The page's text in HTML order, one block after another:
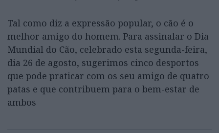
Tal como diz a expressão popular, o cão é o
melhor amigo do homem. Para assinalar o Dia
Mundial do Cão, celebrado esta segunda-feira,
dia 26 de agosto, sugerimos cinco desportos
que pode praticar com os seu amigo de quatro
patas e que contribuem para o bem-estar de
ambos